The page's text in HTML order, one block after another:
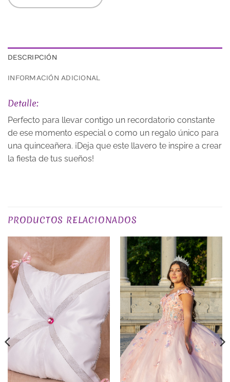
DESCRIPCIÓN
INFORMACIÓN ADICIONAL
Detalle:
Perfecto para llevar contigo un recordatorio constante
de ese momento especial o como un regalo único para
una quinceañera. ¡Deja que este llavero te inspire a crear
la fiesta de tus sueños!
PRODUCTOS RELACIONADOS